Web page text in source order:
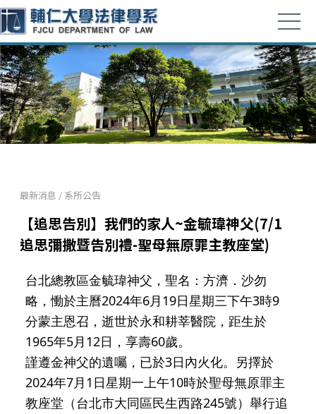
最新消息 / 系所公告
【追思告別】我們的家人~金毓瑋神父(7/1
追思彌撒暨告別禮-聖母無原罪主教座堂)
台北總教區金毓瑋神父，聖名：方濟．沙勿
略，慟於主曆2024年6月19日星期三下午3時9
分蒙主恩召，逝世於永和耕莘醫院，距生於
1965年5月12日，享壽60歲。
謹遵金神父的遺囑，已於3日內火化。另擇於
2024年7月1日星期一上午10時於聖母無原罪主
教座堂（台北市大同區民生西路245號）舉行追